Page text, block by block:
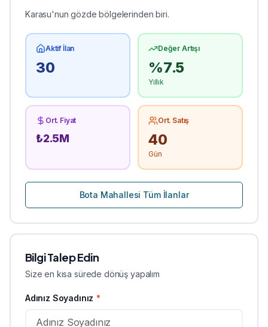
Karasu'nun gözde bölgelerinden biri.
Aktif İlan
30
Değer Artışı
%7.5
Yıllık
Ort. Fiyat
₺2.5M
Ort. Satış
40
Gün
Bota Mahallesi Tüm İlanlar
Bilgi Talep Edin
Size en kısa sürede dönüş yapalım
Adınız Soyadınız *